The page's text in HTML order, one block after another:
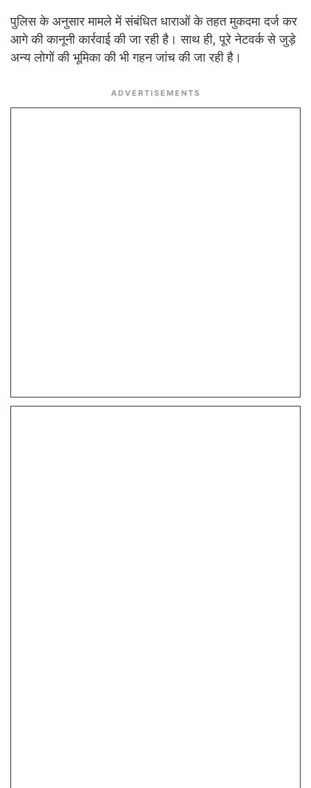
पुलिस के अनुसार मामले में संबंधित धाराओं के तहत मुकदमा दर्ज कर
आगे की कानूनी कार्रवाई की जा रही है। साथ ही, पूरे नेटवर्क से जुड़े
अन्य लोगों की भूमिका की भी गहन जांच की जा रही है।
ADVERTISEMENTS